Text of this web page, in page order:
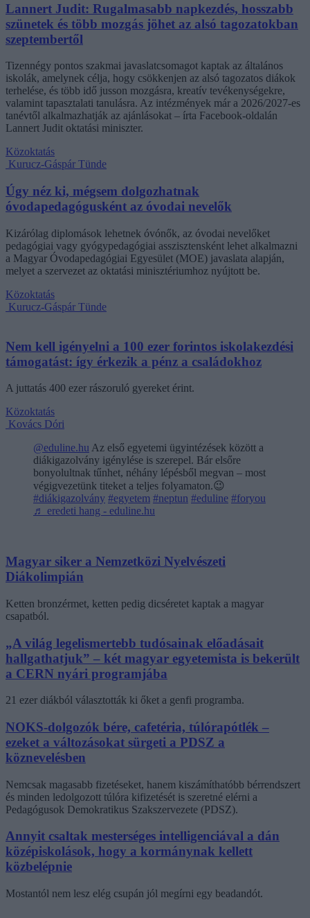
Lannert Judit: Rugalmasabb napkezdés, hosszabb
szünetek és több mozgás jöhet az alsó tagozatokban
szeptembertől
Tizennégy pontos szakmai javaslatcsomagot kaptak az általános
iskolák, amelynek célja, hogy csökkenjen az alsó tagozatos diákok
terhelése, és több idő jusson mozgásra, kreatív tevékenységekre,
valamint tapasztalati tanulásra. Az intézmények már a 2026/2027-es
tanévtől alkalmazhatják az ajánlásokat – írta Facebook-oldalán
Lannert Judit oktatási miniszter.
Közoktatás
Kurucz-Gáspár Tünde
Úgy néz ki, mégsem dolgozhatnak
óvodapedagógusként az óvodai nevelők
Kizárólag diplomások lehetnek óvónők, az óvodai nevelőket
pedagógiai vagy gyógypedagógiai asszisztensként lehet alkalmazni
a Magyar Óvodapedagógiai Egyesület (MOE) javaslata alapján,
melyet a szervezet az oktatási minisztériumhoz nyújtott be.
Közoktatás
Kurucz-Gáspár Tünde
Nem kell igényelni a 100 ezer forintos iskolakezdési
támogatást: így érkezik a pénz a családokhoz
A juttatás 400 ezer rászoruló gyereket érint.
Közoktatás
Kovács Dóri
@eduline.hu Az első egyetemi ügyintézések között a
diákigazolvány igénylése is szerepel. Bár elsőre
bonyolultnak tűnhet, néhány lépésből megvan – most
végigvezetünk titeket a teljes folyamaton.😉
#diákigazolvány #egyetem #neptun #eduline #foryou
♬ eredeti hang - eduline.hu
Magyar siker a Nemzetközi Nyelvészeti
Diákolimpián
Ketten bronzérmet, ketten pedig dicséretet kaptak a magyar
csapatból.
„A világ legelismertebb tudósainak előadásait
hallgathatjuk” – két magyar egyetemista is bekerült
a CERN nyári programjába
21 ezer diákból választották ki őket a genfi programba.
NOKS-dolgozók bére, cafetéria, túlórapótlék –
ezeket a változásokat sürgeti a PDSZ a
köznevelésben
Nemcsak magasabb fizetéseket, hanem kiszámíthatóbb bérrendszert
és minden ledolgozott túlóra kifizetését is szeretné elérni a
Pedagógusok Demokratikus Szakszervezete (PDSZ).
Annyit csaltak mesterséges intelligenciával a dán
középiskolások, hogy a kormánynak kellett
közbelépnie
Mostantól nem lesz elég csupán jól megírni egy beadandót.